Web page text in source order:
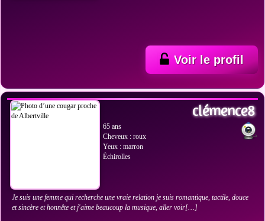
Voir le profil
clémence8
65 ans
Cheveux : roux
Yeux : marron
Échirolles
Je suis une femme qui recherche une vraie relation je suis romantique, tactile, douce
et sincère et honnête et j'aime beaucoup la musique, aller voir[…]